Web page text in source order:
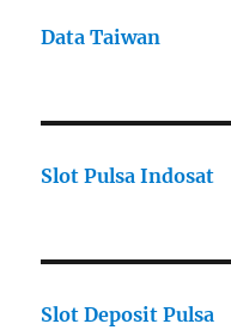
Data Taiwan
Slot Pulsa Indosat
Slot Deposit Pulsa